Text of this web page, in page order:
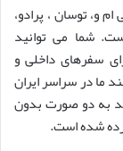
و، توسان ، پرادو،
شما می توانید
سفرهای داخلی و
ما در سراسر ایران
به دو صورت بدون
شده است.